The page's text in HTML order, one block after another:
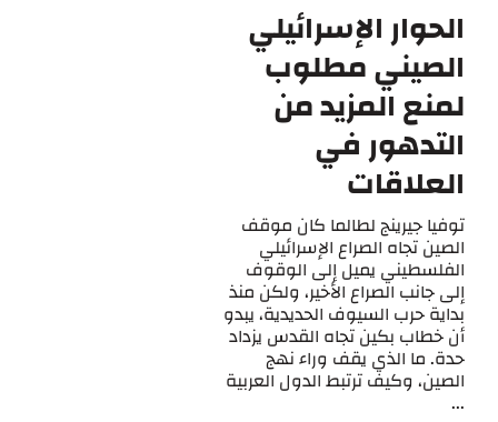
الحوار الإسرائيلي
الصيني مطلوب
لمنع المزيد من
التدهور في
العلاقات
توفيا جيرينج لطالما كان موقف
الصين تجاه الصراع الإسرائيلي
الفلسطيني يميل إلى الوقوف
إلى جانب الصراع الأخير، ولكن منذ
بداية حرب السيوف الحديدية، يبدو
أن خطاب بكين تجاه القدس يزداد
حدة. ما الذي يقف وراء نهج
الصين، وكيف ترتبط الدول العربية
...